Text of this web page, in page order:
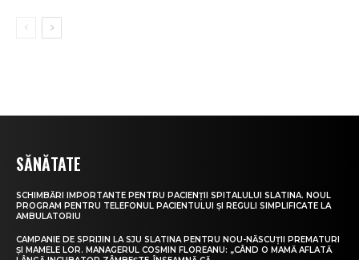
SĂNĂTATE
SCHIMBĂRI IMPORTANTE PENTRU PACIENȚII SPITALULUI SLATINA. NOUL
PROGRAM PENTRU TELEFONUL PACIENTULUI ȘI REGULI SIMPLIFICATE LA
AMBULATORIU
CAMPANIE DE SPRIJIN LA SJU SLATINA PENTRU NOU-NĂSCUȚII PREMATURI
ȘI MAMELE LOR. MANAGERUL COSMIN FLOREANU: „CÂND O MAMĂ AFLATĂ